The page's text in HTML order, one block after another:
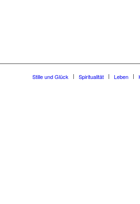
Stille und Glück Spiritualität Leben